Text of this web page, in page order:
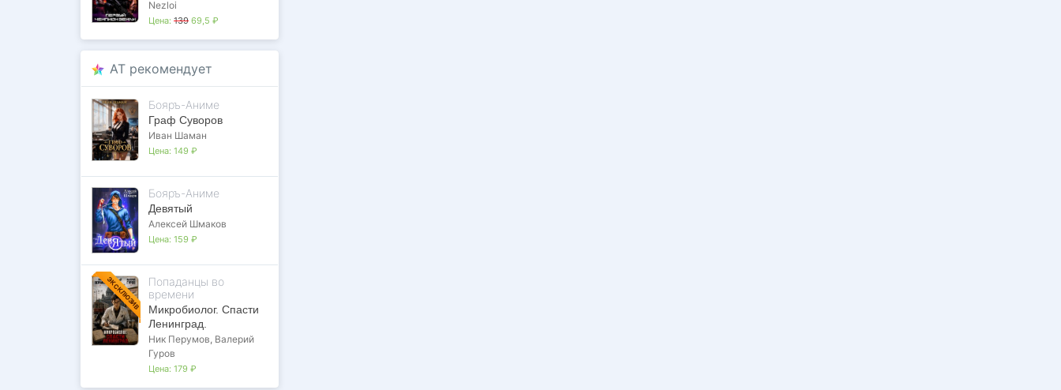
Nezloi
Цена: 139 69,5 ₽
AT рекомендует
Бояръ-Аниме
Граф Суворов
Иван Шаман
Цена: 149 ₽
Бояръ-Аниме
Девятый
Алексей Шмаков
Цена: 159 ₽
ЭКСКЛЮЗИВ
Попаданцы во
времени
Микробиолог. Спасти
Ленинград.
Ник Перумов, Валерий
Гуров
Цена: 179 ₽